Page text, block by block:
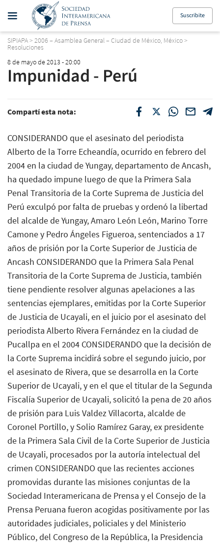
Suscribite
SIPIAPA> 2006 – Asamblea General – Ciudad de México, México>
Resoluciones
8 de mayo de 2013 - 20:00
Impunidad - Perú
Compartí esta nota:
CONSIDERANDO que el asesinato del periodista
Alberto de la Torre Echeandía, ocurrido en febrero del
2004 en la ciudad de Yungay, departamento de Ancash,
ha quedado impune luego de que la Primera Sala
Penal Transitoria de la Corte Suprema de Justicia del
Perú exculpó por falta de pruebas y ordenó la libertad
del alcalde de Yungay, Amaro León León, Marino Torre
Camone y Pedro Ángeles Figueroa, sentenciados a 17
años de prisión por la Corte Superior de Justicia de
Ancash CONSIDERANDO que la Primera Sala Penal
Transitoria de la Corte Suprema de Justicia, también
tiene pendiente resolver algunas apelaciones a las
sentencias ejemplares, emitidas por la Corte Superior
de Justicia de Ucayali, en el juicio por el asesinato del
periodista Alberto Rivera Fernández en la ciudad de
Pucallpa en el 2004 CONSIDERANDO que la decisión de
la Corte Suprema incidirá sobre el segundo juicio, por
el asesinato de Rivera, que se desarrolla en la Corte
Superior de Ucayali, y en el que el titular de la Segunda
Fiscalía Superior de Ucayali, solicitó la pena de 20 años
de prisión para Luis Valdez Villacorta, alcalde de
Coronel Portillo, y Solio Ramírez Garay, ex presidente
de la Primera Sala Civil de la Corte Superior de Justicia
de Ucayali, procesados por la autoría intelectual del
crimen CONSIDERANDO que las recientes acciones
promovidas durante las misiones conjuntas de la
Sociedad Interamericana de Prensa y el Consejo de la
Prensa Peruana fueron acogidas positivamente por las
autoridades judiciales, policiales y del Ministerio
Público, del Congreso de la República, la Presidencia